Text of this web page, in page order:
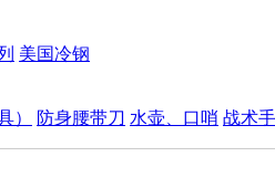
美国冷钢
） 防身腰带刀 水壶、口哨 战术